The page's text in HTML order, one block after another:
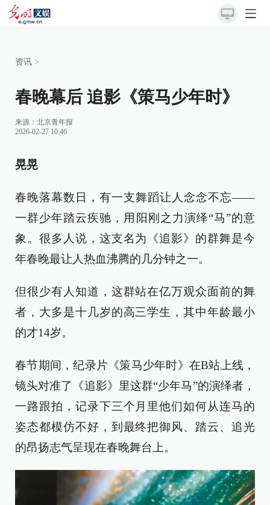
资讯 >
春晚幕后 追影《策马少年时》
来源： 北京青年报
2026-02-27 10:46
晃晃
春晚落幕数日，有一支舞蹈让人念念不忘——
一群少年踏云疾驰，用阳刚之力演绎“马”的意
象。很多人说，这支名为《追影》的群舞是今
年春晚最让人热血沸腾的几分钟之一。
但很少有人知道，这群站在亿万观众面前的舞
者，大多是十几岁的高三学生，其中年龄最小
的才14岁。
春节期间，纪录片《策马少年时》在B站上线，
镜头对准了《追影》里这群“少年马”的演绎者，
一路跟拍，记录下三个月里他们如何从连马的
姿态都模仿不好，到最终把御风、踏云、追光
的昂扬志气呈现在春晚舞台上。